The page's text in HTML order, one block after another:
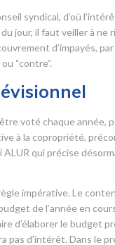
syndical, d’où
jour, il faut veiller à
d’impayés,
“contre”.
voté chaque année,
à la copropriété,
qui précise
impérative. Le
de l’année en
d’élaborer le budget
pas d’intérêt. Dans le